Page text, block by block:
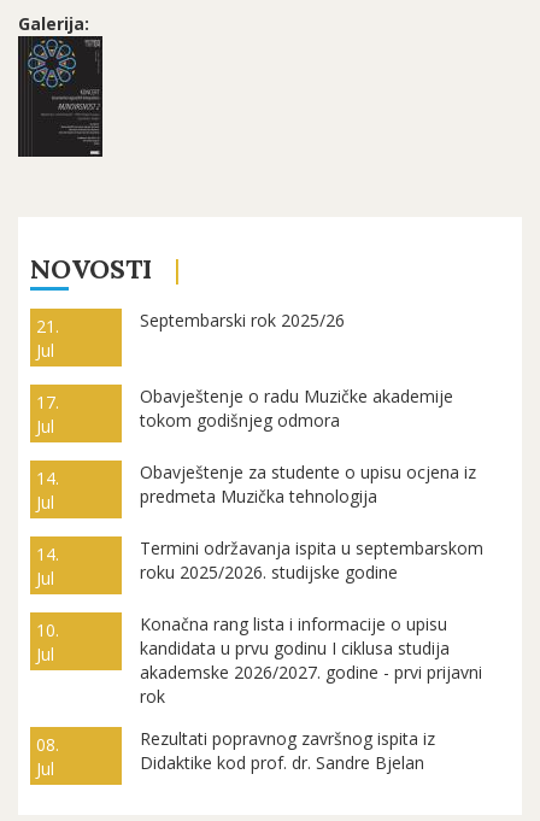
Galerija:
NOVOSTI
21.
Jul
Septembarski rok 2025/26
17.
Jul
Obavještenje o radu Muzičke akademije
tokom godišnjeg odmora
14.
Jul
Obavještenje za studente o upisu ocjena iz
predmeta Muzička tehnologija
14.
Jul
Termini održavanja ispita u septembarskom
roku 2025/2026. studijske godine
10.
Jul
Konačna rang lista i informacije o upisu
kandidata u prvu godinu I ciklusa studija
akademske 2026/2027. godine - prvi prijavni
rok
08.
Jul
Rezultati popravnog završnog ispita iz
Didaktike kod prof. dr. Sandre Bjelan